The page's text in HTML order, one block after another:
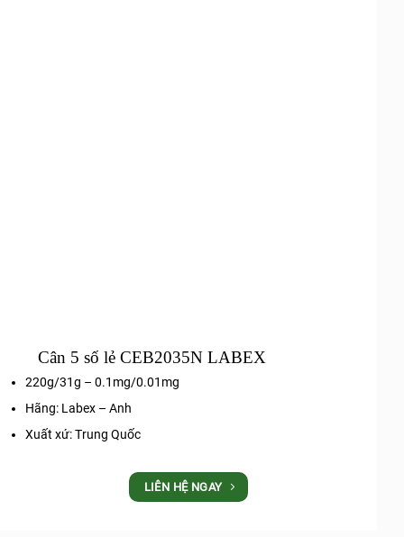
Cân 5 số lẻ CEB2035N LABEX
220g/31g – 0.1mg/0.01mg
Hãng: Labex – Anh
Xuất xứ: Trung Quốc
LIÊN HỆ NGAY